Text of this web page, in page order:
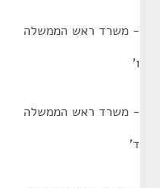
- משרד ראש הממשלה
ו'
- משרד ראש הממשלה
ד'